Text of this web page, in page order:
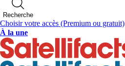
Recherche
Choisir votre accès (Premium ou gratuit)
À la une